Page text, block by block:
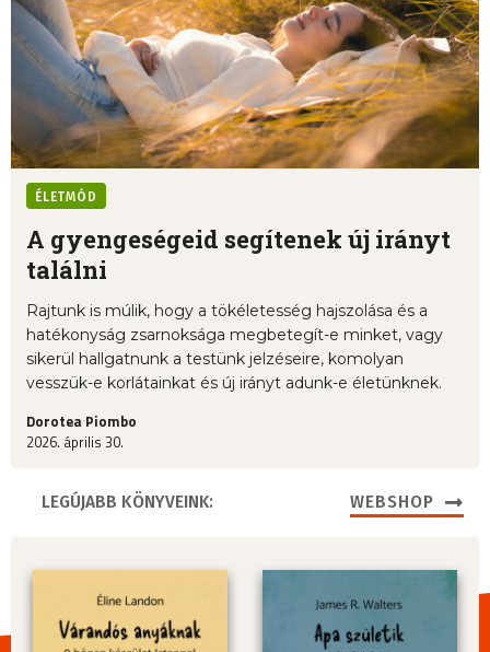
ÉLETMÓD
A gyengeségeid segítenek új irányt
találni
Rajtunk is múlik, hogy a tökéletesség hajszolása és a
hatékonyság zsarnoksága megbetegít-e minket, vagy
sikerül hallgatnunk a testünk jelzéseire, komolyan
vesszük-e korlátainkat és új irányt adunk-e életünknek.
Dorotea Piombo
2026. április 30.
LEGÚJABB KÖNYVEINK: WEBSHOP